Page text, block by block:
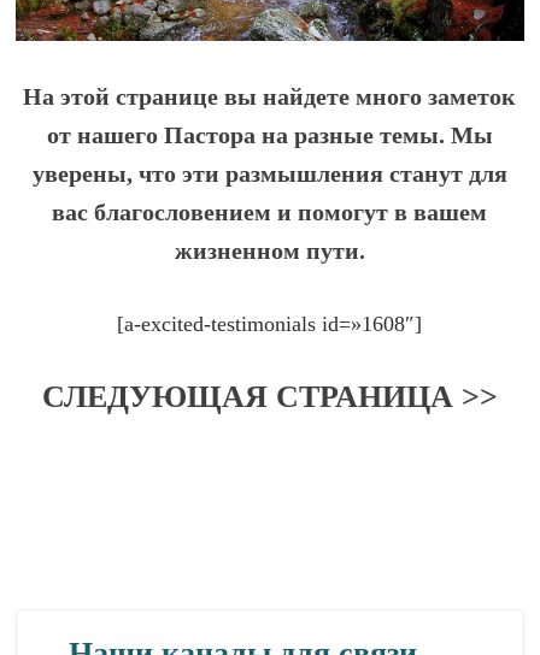
На этой странице вы найдете много заметок
от нашего Пастора на разные темы. Мы
уверены, что эти размышления станут для
вас благословением и помогут в вашем
жизненном пути.
[a-excited-testimonials id=»1608″]
СЛЕДУЮЩАЯ СТРАНИЦА >>